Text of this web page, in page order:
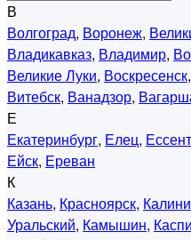
В
Волгоград, Воронеж,
Владикавказ, Владимир,
Великие Луки, Воскресенск,
Витебск, Ванадзор,
Е
Екатеринбург, Елец,
Ейск, Ереван
К
Казань, Красноярск,
Уральский, Камышин,